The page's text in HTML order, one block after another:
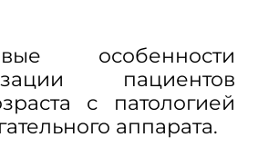
особенности
пациентов
с патологией
аппарата.